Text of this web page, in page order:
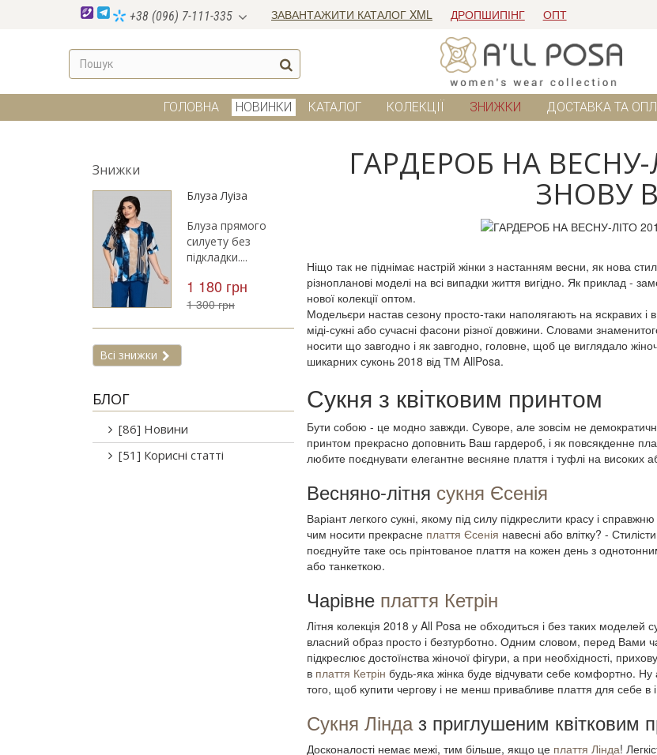
+38 (096) 7-111-335 ЗАВАНТАЖИТИ КАТАЛОГ XML ДРОПШИПІНГ ОПТ
ГОЛОВНА НОВИНКИ КАТАЛОГ КОЛЕКЦІЇ ЗНИЖКИ ДОСТАВКА ТА
Знижки
Блуза Луіза
Блуза прямого
силуету без
підкладки....
1 180 грн
1 300 грн
Всі знижки
БЛОГ
[86] Новини
[51] Корисні статті
ГАРДЕРОБ НА
ЗНОВУ
Ніщо так не піднімає настрій жінки з настанням весни, як нова
різнопланові моделі на всі випадки життя вигідно. Як приклад -
нової колекції оптом.
Модельєри настав сезону просто-таки наполягають на яскравих і
міді-сукні або сучасні фасони різної довжини. Словами
носити що завгодно і як завгодно, головне, щоб це виглядало
шикарних суконь 2018 від ТМ AllPosa.
Сукня з квітковим принтом
Бути собою - це модно завжди. Суворе, але зовсім не
принтом прекрасно доповнить Ваш гардероб, і як повсякденне
любите поєднувати елегантне весняне плаття і туфлі на високих
Весняно-літня сукня Єсенія
Варіант легкого сукні, якому під силу підкреслити красу і
чим носити прекрасне плаття Єсенія навесні або влітку? -
поєднуйте таке ось прінтованое плаття на кожен день з
або танкеткою.
Чарівне плаття Кетрін
Літня колекція 2018 у All Posa не обходиться і без таких моделей
власний образ просто і безтурботно. Одним словом, перед Вами
підкреслює достоїнства жіночої фігури, а при необхідності,
в плаття Кетрін будь-яка жінка буде відчувати себе комфортно. Ну
того, щоб купити чергову і не менш привабливе плаття для себе в
Сукня Ліндаз приглушеним квітковим
Досконалості немає межі, тим більше, якщо це плаття Лінда!